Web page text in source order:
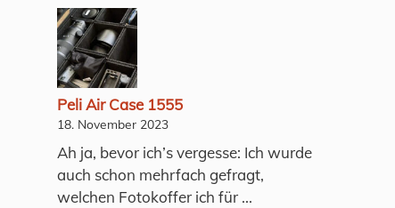
Peli Air Case 1555
18. November 2023
Ah ja, bevor ich’s vergesse: Ich wurde
auch schon mehrfach gefragt,
welchen Fotokoffer ich für ...